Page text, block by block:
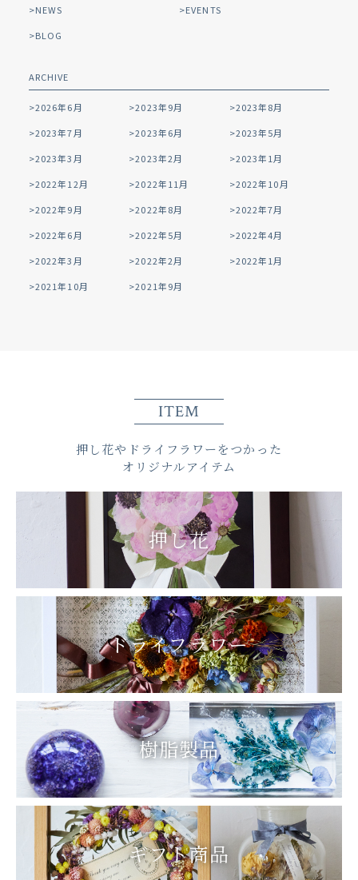
NEWS
EVENTS
BLOG
ARCHIVE
2026年6月 2023年9月
2023年8月
2023年7月
2023年6月
2023年5月
2023年3月
2023年2月
2023年1月
2022年12月
2022年11月
2022年10月
2022年9月
2022年8月
2022年7月
2022年6月
2022年5月
2022年4月
2022年3月
2022年2月
2022年1月
2021年10月
2021年9月
ITEM
押し花やドライフラワーをつかった
オリジナルアイテム
押し花
ドライフラワー
樹脂製品
ギフト商品